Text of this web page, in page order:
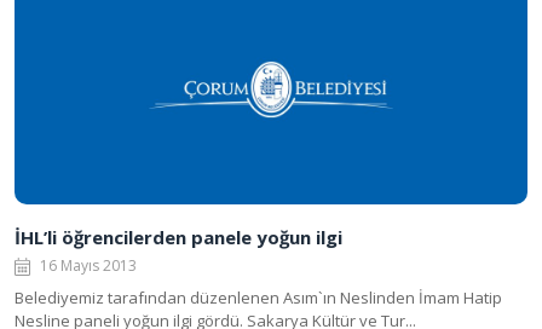
İHL’li öğrencilerden panele yoğun ilgi
16 Mayıs 2013
Belediyemiz tarafından düzenlenen Asım`ın Neslinden İmam Hatip
Nesline paneli yoğun ilgi gördü. Sakarya Kültür ve Tur...